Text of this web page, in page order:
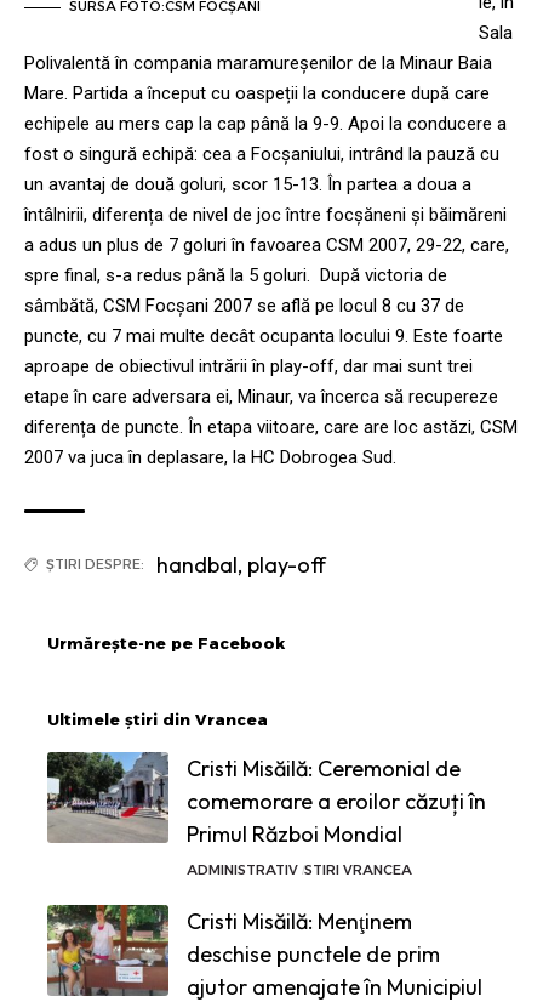
SURSA FOTO:CSM FOCȘANI
Sala
Polivalentă în compania maramureșenilor de la Minaur Baia
Mare. Partida a început cu oaspeții la conducere după care
echipele au mers cap la cap până la 9-9. Apoi la conducere a
fost o singură echipă: cea a Focșaniului, intrând la pauză cu
un avantaj de două goluri, scor 15-13. În partea a doua a
întâlnirii, diferența de nivel de joc între focșăneni și băimăreni
a adus un plus de 7 goluri în favoarea CSM 2007, 29-22, care,
spre final, s-a redus până la 5 goluri. După victoria de
sâmbătă, CSM Focșani 2007 se află pe locul 8 cu 37 de
puncte, cu 7 mai multe decât ocupanta locului 9. Este foarte
aproape de obiectivul intrării în play-off, dar mai sunt trei
etape în care adversara ei, Minaur, va încerca să recupereze
diferența de puncte. În etapa viitoare, care are loc astăzi, CSM
2007 va juca în deplasare, la HC Dobrogea Sud.
ȘTIRI DESPRE: handbal, play-off
Urmărește-ne pe Facebook
Ultimele știri din Vrancea
Cristi Misăilă: Ceremonial de
comemorare a eroilor căzuți în
Primul Război Mondial
ADMINISTRATIV STIRI VRANCEA
Cristi Misăilă: Menţinem
deschise punctele de prim
ajutor amenajate în Municipiul